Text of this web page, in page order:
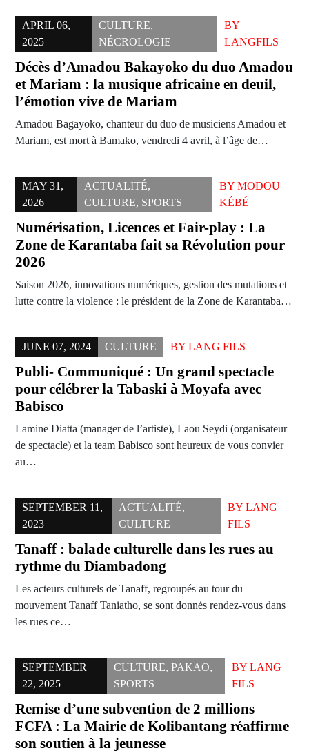
APRIL 06,
2025
CULTURE,
NÉCROLOGIE
BY
LANGFILS
Décès d’Amadou Bakayoko du duo Amadou
et Mariam : la musique africaine en deuil,
l’émotion vive de Mariam
Amadou Bagayoko, chanteur du duo de musiciens Amadou et
Mariam, est mort à Bamako, vendredi 4 avril, à l’âge de…
MAY 31,
2026
ACTUALITÉ,
CULTURE, SPORTS
BY MODOU
KÉBÉ
Numérisation, Licences et Fair-play : La
Zone de Karantaba fait sa Révolution pour
2026
Saison 2026, innovations numériques, gestion des mutations et
lutte contre la violence : le président de la Zone de Karantaba…
JUNE 07, 2024 CULTURE BY LANG FILS
Publi- Communiqué : Un grand spectacle
pour célébrer la Tabaski à Moyafa avec
Babisco
Lamine Diatta (manager de l’artiste), Laou Seydi (organisateur
de spectacle) et la team Babisco sont heureux de vous convier
au…
SEPTEMBER 11,
2023
ACTUALITÉ,
CULTURE
BYLANG
FILS
Tanaff : balade culturelle dans les rues au
rythme du Diambadong
Les acteurs culturels de Tanaff, regroupés au tour du
mouvement Tanaff Taniatho, se sont donnés rendez-vous dans
les rues ce…
SEPTEMBER
22, 2025
CULTURE, PAKAO,
SPORTS
BYLANG
FILS
Remise d’une subvention de 2 millions
FCFA : La Mairie de Kolibantang réaffirme
son soutien à la jeunesse